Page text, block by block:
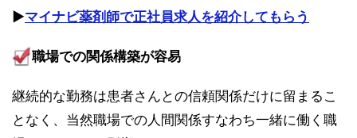
▶︎マイナビ薬剤師で正社員求人を紹介してもらう
職場での関係構築が容易
継続的な勤務は患者さんとの信頼関係だけに留まるこ
となく、当然職場での人間関係すなわち一緒に働く職